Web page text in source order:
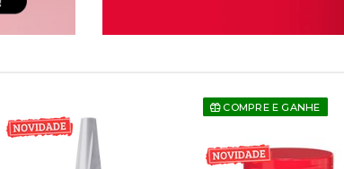
COMPRE E GANHE